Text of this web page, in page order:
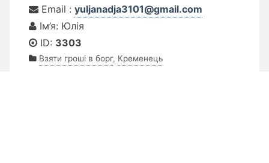
Email : yuljanadja3101@gmail.com
Ім’я: Юлія
ID: 3303
Взяти гроші в борг, Кременець